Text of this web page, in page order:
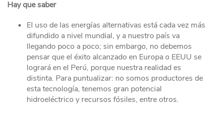
Hay que saber
El uso de las energías alternativas está cada vez más
difundido a nivel mundial, y a nuestro país va
llegando poco a poco; sin embargo, no debemos
pensar que el éxito alcanzado en Europa o EEUU se
logrará en el Perú, porque nuestra realidad es
distinta. Para puntualizar: no somos productores de
esta tecnología, tenemos gran potencial
hidroeléctrico y recursos fósiles, entre otros.